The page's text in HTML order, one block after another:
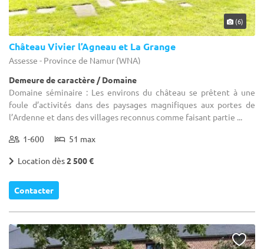
(6)
Château Vivier l’Agneau et La Grange
Assesse - Province de Namur (WNA)
Demeure de caractère / Domaine
Domaine séminaire : Les environs du château se prêtent à une
foule d’activités dans des paysages magnifiques aux portes de
l’Ardenne et dans des villages reconnus comme faisant partie ...
1-600 51 max
Location dès2 500 €
Contacter